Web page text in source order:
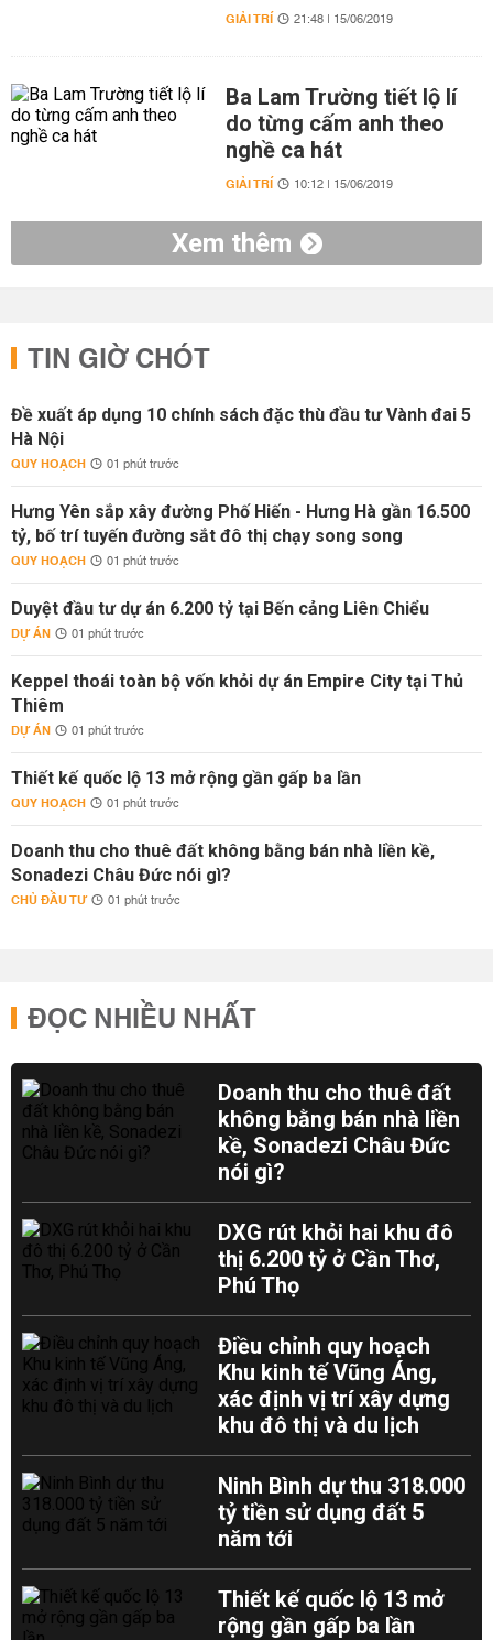
GIẢI TRÍ 21:48 | 15/06/2019
Ba Lam Trường tiết lộ lí
do từng cấm anh theo
nghề ca hát
GIẢI TRÍ 10:12 | 15/06/2019
Xem thêm
TIN GIỜ CHÓT
Đề xuất áp dụng 10 chính sách đặc thù đầu tư Vành đai 5
Hà Nội
QUY HOẠCH 01 phút trước
Hưng Yên sắp xây đường Phố Hiến - Hưng Hà gần 16.500
tỷ, bố trí tuyến đường sắt đô thị chạy song song
QUY HOẠCH 01 phút trước
Duyệt đầu tư dự án 6.200 tỷ tại Bến cảng Liên Chiểu
DỰ ÁN 01 phút trước
Keppel thoái toàn bộ vốn khỏi dự án Empire City tại Thủ
Thiêm
DỰ ÁN 01 phút trước
Thiết kế quốc lộ 13 mở rộng gần gấp ba lần
QUY HOẠCH 01 phút trước
Doanh thu cho thuê đất không bằng bán nhà liền kề,
Sonadezi Châu Đức nói gì?
CHỦ ĐẦU TƯ 01 phút trước
ĐỌC NHIỀU NHẤT
Doanh thu cho thuê đất
không bằng bán nhà liền
kề, Sonadezi Châu Đức
nói gì?
DXG rút khỏi hai khu đô
thị 6.200 tỷ ở Cần Thơ,
Phú Thọ
Điều chỉnh quy hoạch
Khu kinh tế Vũng Áng,
xác định vị trí xây dựng
khu đô thị và du lịch
Ninh Bình dự thu 318.000
tỷ tiền sử dụng đất 5
năm tới
Thiết kế quốc lộ 13 mở
rộng gần gấp ba lần